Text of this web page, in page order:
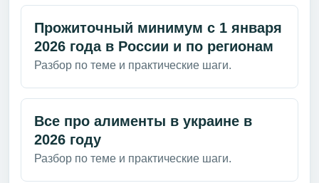
Прожиточный минимум с 1 января
2026 года в России и по регионам
Разбор по теме и практические шаги.
Все про алименты в украине в
2026 году
Разбор по теме и практические шаги.